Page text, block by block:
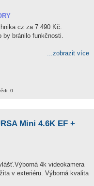
cz za 7 490 Kč.
by bránilo funkčnosti.
...zobrazit více
0
Mini 4.6K EF +
4k videokamera
v exteriéru. Výborná kvalita